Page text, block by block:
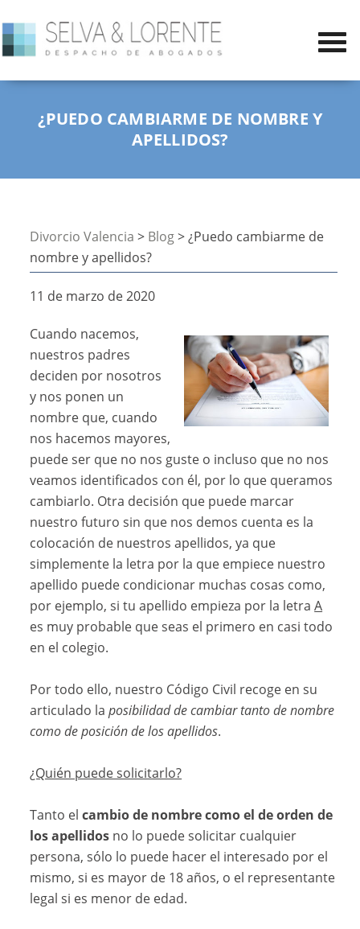
¿PUEDO CAMBIARME DE NOMBRE Y
APELLIDOS?
Divorcio Valencia > Blog> ¿Puedo cambiarme de
nombre y apellidos?
11 de marzo de 2020
Cuando nacemos,
nuestros padres
deciden por nosotros
y nos ponen un
nombre que, cuando
nos hacemos mayores,
puede ser que no nos guste o incluso que no nos
veamos identificados con él, por lo que queramos
cambiarlo. Otra decisión que puede marcar
nuestro futuro sin que nos demos cuenta es la
colocación de nuestros apellidos, ya que
simplemente la letra por la que empiece nuestro
apellido puede condicionar muchas cosas como,
por ejemplo, si tu apellido empieza por la letraA
es muy probable que seas el primero en casi todo
en el colegio.
Por todo ello, nuestro Código Civil recoge en su
articulado laposibilidad de cambiar tanto de nombre
como de posición de los apellidos.
¿Quién puede solicitarlo?
Tanto elcambio de nombre como el de orden de
los apellidos no lo puede solicitar cualquier
persona, sólo lo puede hacer el interesado por el
mismo, si es mayor de 18 años, o el representante
legal si es menor de edad.